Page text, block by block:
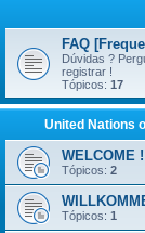
FAQ
Dúvidas ?
registrar !
Tópicos: 17
United Nations
WELCOME
Tópicos: 2
Tópicos: 1